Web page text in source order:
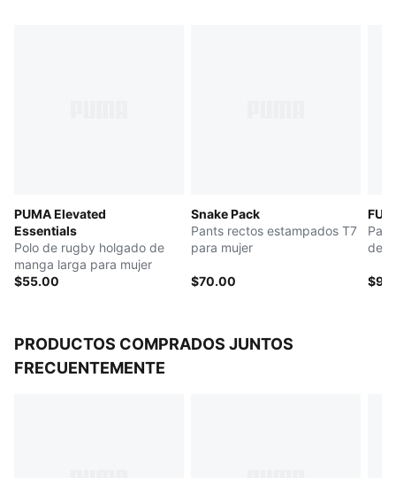
Mangas largas
Bolsillos: bolsillo lateral
Detalles de pliegues en las mangas y el cuerpo
Puños y bajo con elástico interior
PUMA Elevated
Essentials
Polo de rugby holgado de
manga larga para mujer
$55.00
Snake Pack
Pants rectos estampados T7
para mujer
$70.00
PRODUCTOS COMPRADOS JUNTOS
FRECUENTEMENTE